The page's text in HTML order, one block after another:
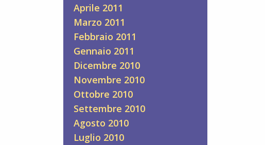
Aprile 2011
Marzo 2011
Febbraio 2011
Gennaio 2011
Dicembre 2010
Novembre 2010
Ottobre 2010
Settembre 2010
Agosto 2010
Luglio 2010